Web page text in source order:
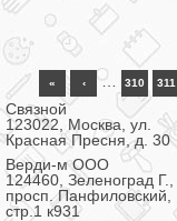
« ‹ … 310 311
Связной
123022, Москва, ул.
Красная Пресня, д. 30
Верди-м ООО
124460, Зеленоград Г.,
просп. Панфиловский,
стр.1 к931